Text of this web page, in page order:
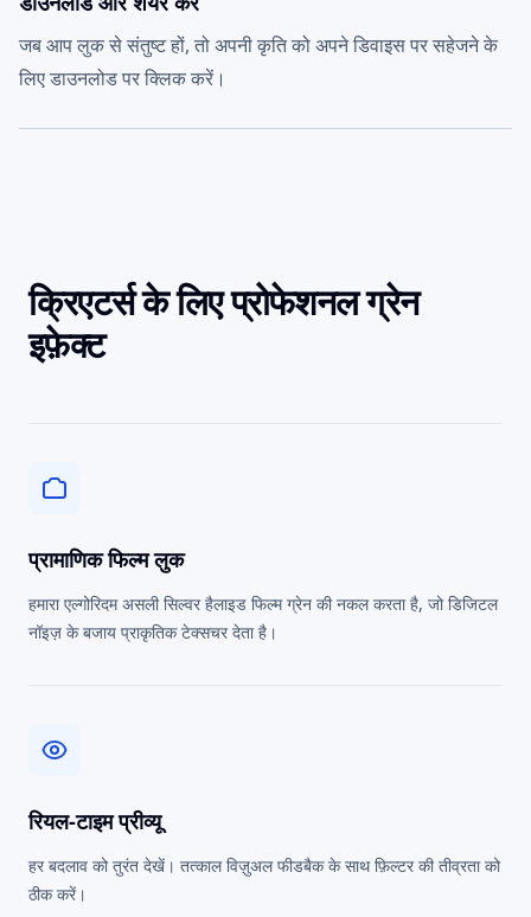
जब आप लुक से संतुष्ट हों, तो अपनी कृति को अपने डिवाइस पर सहेजने के
लिए डाउनलोड पर क्लिक करें।
क्रिएटर्स के लिए प्रोफेशनल ग्रेन
इफ़ेक्ट
प्रामाणिक फिल्म लुक
हमारा एल्गोरिदम असली सिल्वर हैलाइड फिल्म ग्रेन की नकल करता है, जो डिजिटल
नॉइज़ के बजाय प्राकृतिक टेक्सचर देता है।
रियल-टाइम प्रीव्यू
हर बदलाव को तुरंत देखें। तत्काल विज़ुअल फीडबैक के साथ फ़िल्टर की तीव्रता को
ठीक करें।